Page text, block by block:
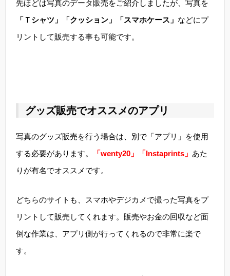
先ほどは写真のデータ販売をご紹介しましたが、写真を
「Ｔシャツ」「クッション」「スマホケース」 などにプ
リントして販売する事も可能です。
グッズ販売でオススメのアプリ
写真のグッズ販売を行う場合は、別で「アプリ」を使用
する必要があります。
「wenty20」「Instaprints」 あた
りが有名でオススメです。
どちらのサイトも、スマホやデジカメで撮った写真をプ
リントして販売してくれます。販売やお金の回収など面
倒な作業は、アプリ側が行ってくれるので非常に楽で
す。